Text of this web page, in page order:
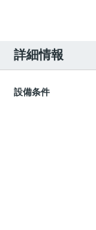
詳細情報
設備条件